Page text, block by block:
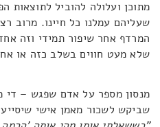
מתוכן ועלולה להוביל לתוצאות
שעליהם עמלנו כל חיינו. מרוב
המרדף אחר שיפור תמידי וזה
שלא מעט חווים בשלב כזה או
מנסון מספר על אדם שפגש – די
שביקש לשכור מאמן אישי